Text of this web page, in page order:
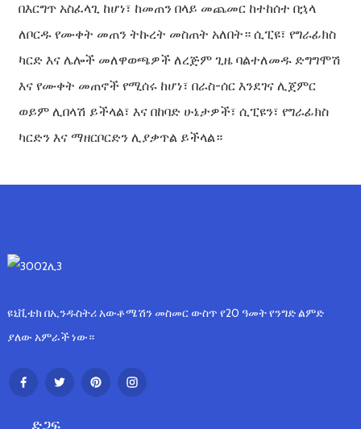
በእርግጥ አስፈላጊ ከሆነ፣ ከመጠን በላይ መጨመር ከተከሰተ በኋላ
ለቦርዱ የሙቀት መጠን ትኩረት መስጠት አለበት። ሲፒዩ፣ የግራፊክስ
ካርድ እና ሌሎች መለዋወጫዎች ለረጅም ጊዜ ባልተለመዱ ድግግሞሽ
እና የሙቀት መጠኖች የሚሰሩ ከሆነ፣ በራስ-ሰር እንደገና ሊጀምር
ወይም ሊበላሽ ይችላል፣ እና በከባድ ሁኔታዎች፣ ሲፒዩን፣ የግራፊክስ
ካርድን እና ማዘርቦርድን ሊያቃጥል ይችላል።
ዩኒቪቴክ በኢንዱስትሪ አውቶሜሽን መስመር ውስጥ የ20 ዓመት የንግድ ልምድ
ያለው አምራች ነው።
ድጋፍ